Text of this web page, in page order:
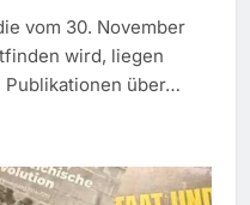
vom 30. November
wird, liegen
über…